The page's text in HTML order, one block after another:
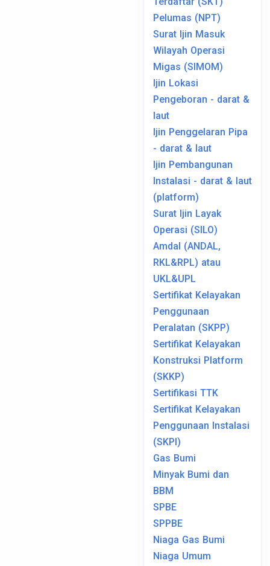
Pelumas (NPT)
Surat Ijin Masuk
Wilayah Operasi
Migas (SIMOM)
Ijin Lokasi
Pengeboran - darat &
laut
Ijin Penggelaran Pipa
- darat & laut
Ijin Pembangunan
Instalasi - darat & laut
(platform)
Surat Ijin Layak
Operasi (SILO)
Amdal (ANDAL,
RKL&RPL) atau
UKL&UPL
Sertifikat Kelayakan
Penggunaan
Peralatan (SKPP)
Sertifikat Kelayakan
Konstruksi Platform
(SKKP)
Sertifikasi TTK
Sertifikat Kelayakan
Penggunaan Instalasi
(SKPI)
Gas Bumi
Minyak Bumi dan
BBM
SPBE
SPPBE
Niaga Gas Bumi
Niaga Umum